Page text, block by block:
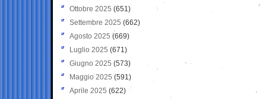
Ottobre 2025 (651)
Settembre 2025 (662)
Agosto 2025 (669)
Luglio 2025 (671)
Giugno 2025 (573)
Maggio 2025 (591)
Aprile 2025 (622)